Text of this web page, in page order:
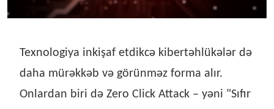
Texnologiya inkişaf etdikcə kibertəhlükələr də
daha mürəkkəb və görünməz forma alır.
Onlardan biri də Zero Click Attack – yəni "Sıfır